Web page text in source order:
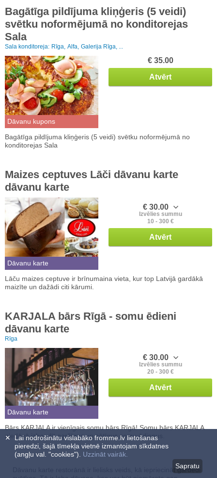
Bagātīga pildījuma kliņģeris (5 veidi)
svētku noformējumā no konditorejas
Sala
Sala konditoreja: Rīga, Alfa, Galerija Rīga, ...
Dāvanu kupons
€ 35.00
Atvērt
Bagātīga pildījuma kliņģeris (5 veidi) svētku noformējumā no
konditorejas Sala
Maizes ceptuves Lāči dāvanu karte
dāvanu karte
Dāvanu karte
€ 30.00
Izvēlies summu
10 - 300 €
Atvērt
Lāču maizes ceptuve ir brīnumaina vieta, kur top Latvijā gardākā
maizīte un dažādi citi kārumi.
KARJALA bārs Rīgā - somu ēdieni
dāvanu karte
Rīga
Dāvanu karte
€ 30.00
Izvēlies summu
20 - 300 €
Atvērt
Bārs KARJALA ir vienīgais somu bārs Rīgā! Somu bārs KARJALA
piedāvā izbaudīt garšīgus un sātīgus somu ēdienus.
Dāvanu karte restorānā ir lielisks veids, kā iepriecināt gardēdi
Lai nodrošinātu vislabāko fromme.lv lietošanas
pieredzi, šajā tīmekļa vietnē izmantojam sīkdatnes
(angļu val. "cookies"). Uzzināt vairāk.
Sapratu
✕